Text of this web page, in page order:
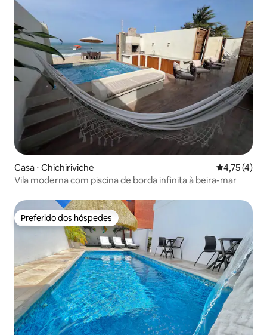
Casa ⋅ Chichiriviche 4,75 de
4,75 (4)
Vila moderna com piscina de borda infinita à beira-mar
Preferido dos hóspedes
Preferido dos hóspedes